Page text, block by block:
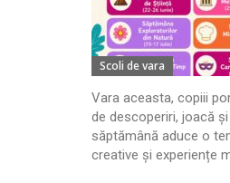
Scoli de vara
Vara aceasta, copiii
de descoperiri, joacă
săptămână aduce o
creative și experiențe